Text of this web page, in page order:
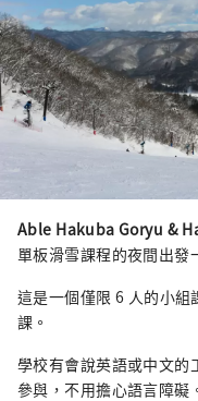
Able Hakuba Goryu &
單板滑雪課程的夜間出發
這是一個僅限 6 人的小
課。
學校有會說英語或中文的
參與，不用擔心語言障礙